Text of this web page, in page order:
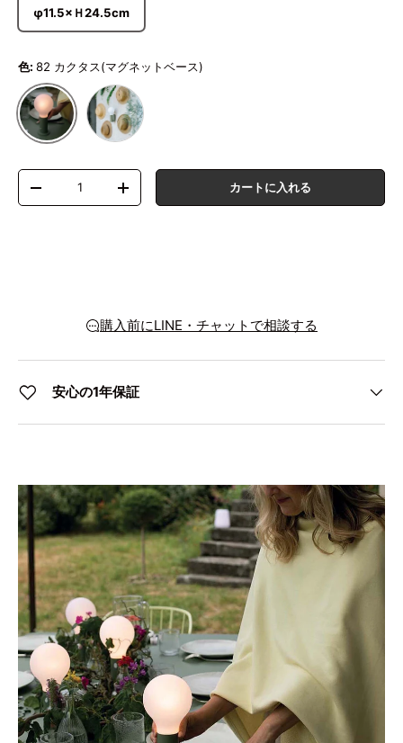
φ11.5×Ｈ24.5cm
色: 82 カクタス(マグネットベース)
82 カクタス(マグネットベース)
82 カクタス(ウォールベース)
数量
数量を減らす
数量を増やす カートに入れる
購入前にLINE・チャットで相談する
安心の1年保証